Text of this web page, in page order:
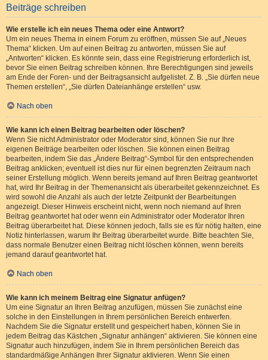
Beiträge schreiben
Wie erstelle ich ein neues Thema oder eine Antwort?
Um ein neues Thema in einem Forum zu eröffnen, müssen Sie auf „Neues
Thema“ klicken. Um auf einen Beitrag zu antworten, müssen Sie auf
„Antworten“ klicken. Es könnte sein, dass eine Registrierung erforderlich ist,
bevor Sie einen Beitrag schreiben können. Ihre Berechtigungen sind jeweils
am Ende der Foren- und der Beitragsansicht aufgelistet. Z. B. „Sie dürfen neue
Themen erstellen“, „Sie dürfen Dateianhänge erstellen“ usw.
Nach oben
Wie kann ich einen Beitrag bearbeiten oder löschen?
Wenn Sie nicht Administrator oder Moderator sind, können Sie nur Ihre
eigenen Beiträge bearbeiten oder löschen. Sie können einen Beitrag
bearbeiten, indem Sie das „Ändere Beitrag“-Symbol für den entsprechenden
Beitrag anklicken; eventuell ist dies nur für einen begrenzten Zeitraum nach
seiner Erstellung möglich. Wenn bereits jemand auf Ihren Beitrag geantwortet
hat, wird Ihr Beitrag in der Themenansicht als überarbeitet gekennzeichnet. Es
wird sowohl die Anzahl als auch der letzte Zeitpunkt der Bearbeitungen
angezeigt. Dieser Hinweis erscheint nicht, wenn noch niemand auf Ihren
Beitrag geantwortet hat oder wenn ein Administrator oder Moderator Ihren
Beitrag überarbeitet hat. Diese können jedoch, falls sie es für nötig halten, eine
Notiz hinterlassen, warum Ihr Beitrag überarbeitet wurde. Bitte beachten Sie,
dass normale Benutzer einen Beitrag nicht löschen können, wenn bereits
jemand darauf geantwortet hat.
Nach oben
Wie kann ich meinem Beitrag eine Signatur anfügen?
Um eine Signatur an Ihren Beitrag anzufügen, müssen Sie zunächst eine
solche in den Einstellungen in Ihrem persönlichen Bereich entwerfen.
Nachdem Sie die Signatur erstellt und gespeichert haben, können Sie in
jedem Beitrag das Kästchen „Signatur anhängen“ aktivieren. Sie können eine
Signatur auch hinzufügen, indem Sie in Ihrem persönlichen Bereich das
standardmäßige Anhängen Ihrer Signatur aktivieren. Wenn Sie einen